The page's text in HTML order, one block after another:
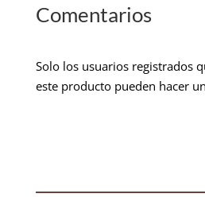
Comentarios
Solo los usuarios registrados
este producto pueden hacer